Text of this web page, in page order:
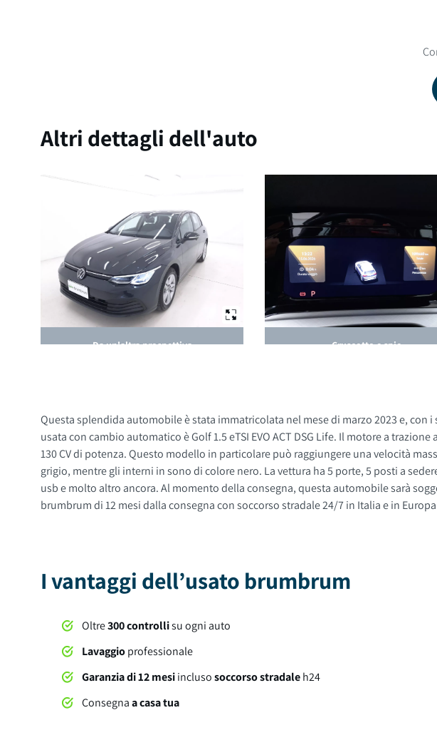
Altri dettagli dell'auto
Da un'altra prospettiva Cruscotto e spie
Questa splendida automobile è stata immatricolata nel mese di marzo 2023 e,
usata con cambio automatico è Golf 1.5 eTSI EVO ACT DSG Life. Il motore a
130 CV di potenza. Questo modello in particolare può raggiungere una velocità massima di 224
grigio, mentre gli interni in sono di colore nero. La vettura ha 5 porte, 5 posti a sedere e un bagagliaio con capacità di 380 litri. Tra gli optional e le dotazioni troviamo: isofix, sensore luce,
usb e molto altro ancora. Al momento della consegna, questa automobile sarà soggetta a lavaggio professionale compreso nel prezzo. Su tutte le nostre auto offriamo una garanzia
brumbrum di 12 mesi dalla consegna con soccorso stradale 24/7 in Italia e in
I vantaggi dell’usato brumbrum
Oltre300 controllisu ogni auto
Lavaggioprofessionale
Garanzia di 12 mesiinclusosoccorso stradaleh24
Consegnaa casa tua